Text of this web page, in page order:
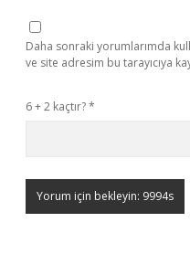
Daha sonraki yorumlarımda
ve site adresim bu tarayıcıya
6 + 2 kaçtır?*